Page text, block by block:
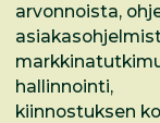
arvonnoista,
hallinnointi,
kiinnostuksen